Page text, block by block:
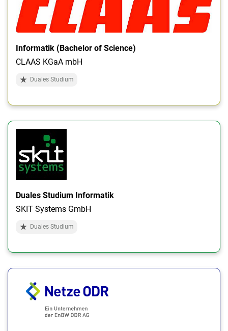
Informatik (Bachelor of Science)
CLAAS KGaA mbH
Duales Studium
Duales Studium Informatik
SKIT Systems GmbH
Duales Studium